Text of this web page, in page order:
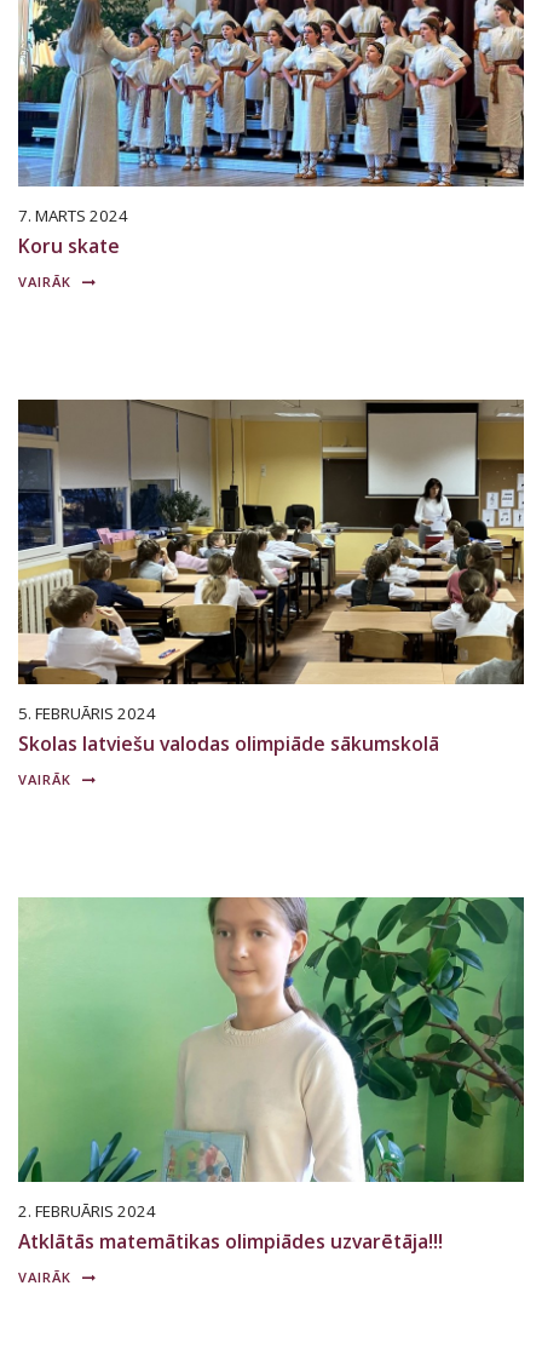
7. MARTS 2024
Koru skate
VAIRĀK
5. FEBRUĀRIS 2024
Skolas latviešu valodas olimpiāde sākumskolā
VAIRĀK
2. FEBRUĀRIS 2024
Atklātās matemātikas olimpiādes uzvarētāja!!!
VAIRĀK